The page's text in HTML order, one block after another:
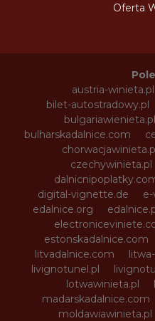
Oferta
austria-winieta.pl
bilet-autostradowy.pl
bulgariawienieta.pl
bulharskadalnice.com
czechywinieta.pl
digital-vignette.de
edalnice.org
estonskadalnice.com
litvadalnice.com
livignotunel.pl
lotwawinieta.pl
madarskadalnice.com
moldawiawinieta.pl